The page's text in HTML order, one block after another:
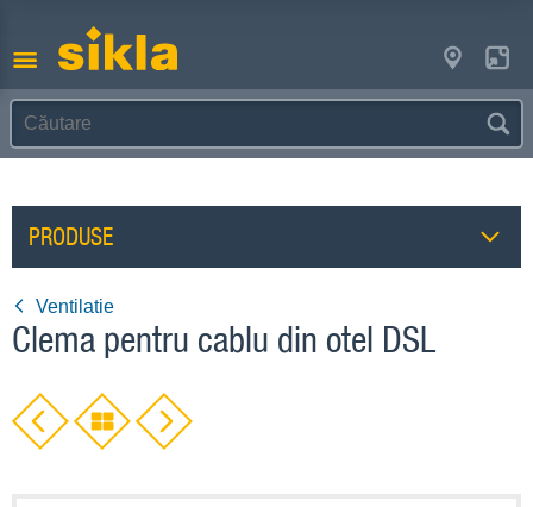
PRODUSE
Ventilatie
Clema pentru cablu din otel DSL